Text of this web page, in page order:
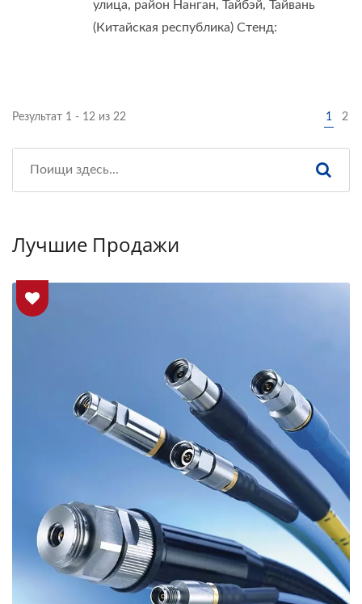
улица, район Нанган, Тайбэй, Тайвань
(Китайская республика) Стенд:
Результат 1 - 12 из 22 1 2
Лучшие Продажи